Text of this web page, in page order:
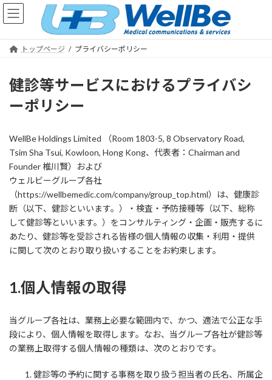
コ
ン
ナ
ビ
トップページ プライバシーポリシー
健診等サービスにおけるプライバシ
ーポリシー
WellBe Holdings Limited （Room 1803-5, 8 Observatory Road,
Tsim Sha Tsui, Kowloon, Hong Kong、代表者：Chairman and
Founder 椎川賢）および
ウェルビーグループ各社
（https://wellbemedic.com/company/group_top.html）は、健康診
断（以下、健診といいます。）・検査・予防接種等（以下、総称
して健診等といいます。）をコンサルティング・企画・販売するに
あたり、健診等を受診される皆様の個人情報の収集・利用・提供
に関して次のとおり取り扱いすることをお約束します。
1.個人情報の取得
当グループ各社は、業務上必要な範囲内で、かつ、適法で公正な手
段により、個人情報を取得します。なお、当グループ各社が健診等
の業務上取得する個人情報の種類は、次のとおりです。
健診等の予約に関する事務を取り扱う担当者の氏名、所属企